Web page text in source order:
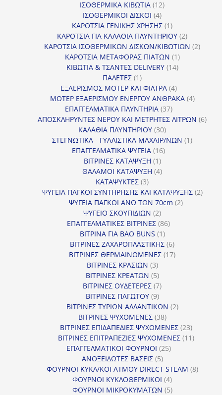
προϊόντα
ΙΣΟΘΕΡΜΙΚΑ ΚΙΒΩΤΙΑ 1212
ΙΣΟΘΕΡΜΙΚΟΙ ΔΙΣΚΟΙ 44
προϊόντα
ΚΑΡΟΤΣΙΑ ΓΕΝΙΚΗΣ ΧΡΗΣΗΣ 11
προϊόν
ΚΑΡΟΤΣΙΑ ΓΙΑ ΚΑΛΑΘΙΑ ΠΛΥΝΤΗΡΙΟΥ 22
προϊόντα
ΚΑΡΟΤΣΙΑ ΙΣΟΘΕΡΜΙΚΩΝ ΔΙΣΚΩΝ/ΚΙΒΩΤΙΩΝ 22
ΚΑΡΟΤΣΙΑ ΜΕΤΑΦΟΡΑΣ ΠΙΑΤΩΝ 11
προϊόν
ΚΙΒΩΤΙΑ & ΤΣΑΝΤΕΣ DELIVERY 1414
ΠΑΛΕΤΕΣ 11
προϊόν
ΕΞΑΕΡΙΣΜΟΣ ΜΟΤΕΡ ΚΑΙ ΦΙΛΤΡΑ 44
προϊόντα
ΜΟΤΕΡ ΕΞΑΕΡΙΣΜΟΥ ΕΝΕΡΓΟΥ ΑΝΘΡΑΚΑ 44
ΕΠΑΓΓΕΛΜΑΤΙΚΑ ΠΛΥΝΤΗΡΙΑ 3737
προϊόντα
ΑΠΟΣΚΛΗΡΥΝΤΕΣ ΝΕΡΟΥ ΚΑΙ ΜΕΤΡΗΤΕΣ ΛΙΤΡΩΝ 66
ΚΑΛΑΘΙΑ ΠΛΥΝΤΗΡΙΟΥ 3030
προϊόντα
ΣΤΕΓΝΩΤΙΚΑ - ΓΥΑΛΙΣΤΙΚΑ ΜΑΧΑΙΡ/ΝΩΝ 11
ΕΠΑΓΓΕΛΜΑΤΙΚΑ ΨΥΓΕΙΑ 1616
ΒΙΤΡΙΝΕΣ ΚΑΤΑΨΥΞΗ 11
προϊόν
ΘΑΛΑΜΟΙ ΚΑΤΑΨΥΞΗ 44
ΚΑΤΑΨΥΚΤΕΣ 33
προϊόντα
ΨΥΓΕΙΑ ΠΑΓΚΟΙ ΣΥΝΤΗΡΗΣΗΣ ΚΑΙ ΚΑΤΑΨΥΞΗΣ 22
ΨΥΓΕΙΑ ΠΑΓΚΟΙ ΑΝΩ ΤΩΝ 70cm 22
ΨΥΓΕΙΟ ΣΚΟΥΠΙΔΙΩΝ 22
προϊόντα
ΕΠΑΓΓΕΛΜΑΤΙΚΕΣ ΒΙΤΡΙΝΕΣ 8686
ΒΙΤΡΙΝΑ ΓΙΑ BAO BUNS 11
προϊόν
ΒΙΤΡΙΝΕΣ ΖΑΧΑΡΟΠΛΑΣΤΙΚΗΣ 66
προϊόντα
ΒΙΤΡΙΝΕΣ ΘΕΡΜΑΙΝΟΜΕΝΕΣ 1717
ΒΙΤΡΙΝΕΣ ΚΡΑΣΙΩΝ 33
προϊόντα
ΒΙΤΡΙΝΕΣ ΚΡΕΑΤΩΝ 55
προϊόντα
ΒΙΤΡΙΝΕΣ ΟΥΔΕΤΕΡΕΣ 77
ΒΙΤΡΙΝΕΣ ΠΑΓΩΤΟΥ 99
προϊόντα
ΒΙΤΡΙΝΕΣ ΤΥΡΙΩΝ ΑΛΛΑΝΤΙΚΩΝ 22
ΒΙΤΡΙΝΕΣ ΨΥΧΟΜΕΝΕΣ 3838
προϊόντα
ΒΙΤΡΙΝΕΣ ΕΠΙΔΑΠΕΔΙΕΣ ΨΥΧΟΜΕΝΕΣ 2323
προϊόντα
ΒΙΤΡΙΝΕΣ ΕΠΙΤΡΑΠΕΖΙΕΣ ΨΥΧΟΜΕΝΕΣ 1111
ΕΠΑΓΓΕΛΜΑΤΙΚΟΙ ΦΟΥΡΝΟΙ 2525
ΑΝΟΞΕΙΔΩΤΕΣ ΒΑΣΕΙΣ 55
προϊόντα
ΦΟΥΡΝΟΙ ΚΥΚΛ/ΚΟΙ ΑΤΜΟΥ DIRECT STEAM 88
ΦΟΥΡΝΟΙ ΚΥΚΛΟΘΕΡΜΙΚΟΙ 44
προϊόντα
ΦΟΥΡΝΟΙ ΜΙΚΡΟΚΥΜΑΤΩΝ 55